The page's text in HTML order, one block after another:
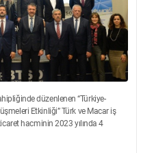
düzenlenen “Türkiye-
Etkinliği” Türk ve Macar iş
hacminin 2023 yılında 4